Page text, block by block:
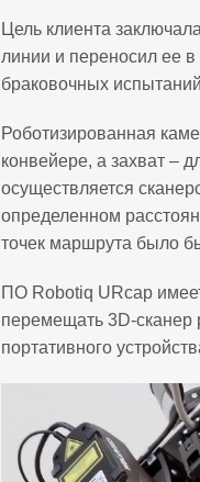
Цель клиента
линии и переносил ее в
браковочных
Роботизированная
конвейере, а захват –
осуществляется
определенном
точек маршрута было
ПО Robotiq URcap
перемещать 3D-сканер
портативного